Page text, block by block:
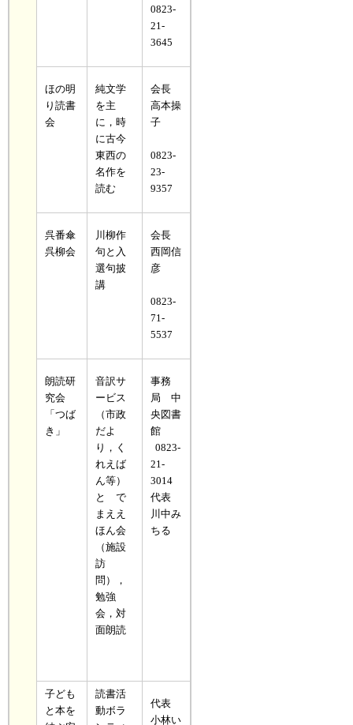
0823-
21-
3645
ほの明
り読書
会
純文学
を主
に，時
に古今
東西の
名作を
読む
会長
高本操
子
0823-
23-
9357
呉番傘
呉柳会
川柳作
句と入
選句披
講
会長
西岡信
彦
0823-
71-
5537
朗読研
究会
「つば
き」
音訳サ
ービス
（市政
だよ
り，く
れえば
ん等）
と で
まええ
ほん会
（施設
訪
問），
勉強
会，対
面朗読
事務
局 中
央図書
館
0823-
21-
3014
代表
川中み
ちる
子ども
と本を
読書活
動ボラ
代表
小林い